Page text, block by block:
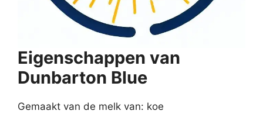
Eigenschappen van
Dunbarton Blue
Gemaakt van de melk van: koe